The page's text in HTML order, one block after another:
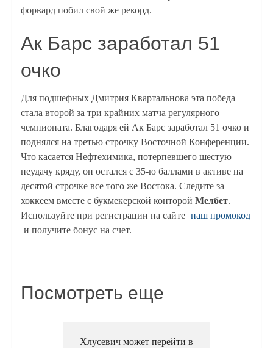
форвард побил свой же рекорд.
Ак Барс заработал 51
очко
Для подшефных Дмитрия Квартальнова эта победа
стала второй за три крайних матча регулярного
чемпионата. Благодаря ей Ак Барс заработал 51 очко и
поднялся на третью строчку Восточной Конференции.
Что касается Нефтехимика, потерпевшего шестую
неудачу кряду, он остался с 35-ю баллами в активе на
десятой строчке все того же Востока. Следите за
хоккеем вместе с букмекерской конторой Мелбет.
Используйте при регистрации на сайте наш промокод
и получите бонус на счет.
Посмотреть еще
Хлусевич может перейти в